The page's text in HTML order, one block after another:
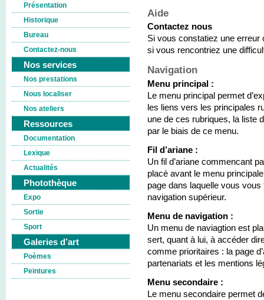
Présentation
Historique
Bureau
Contactez-nous
Nos services
Nos prestations
Nous localiser
Nos ateliers
Ressources
Documentation
Lexique
Actualités
Photothèque
Expo
Sortie
Sport
Galeries d’art
Poèmes
Peintures
Aide
Contactez nous
Si vous constatiez une erreur
si vous rencontriez une
Navigation
Menu principal :
Le menu principal permet
les liens vers les principales
une de ces rubriques, la liste
par le biais de ce menu.
Fil d’ariane :
Un fil d’ariane commencant
placé avant le menu
page dans laquelle vous
navigation supérieur.
Menu de navigation :
Un menu de naviagtion est
sert, quant à lui, à accéder
comme prioritaires : la page
partenariats et les mentions
Menu secondaire :
Le menu secondaire permet